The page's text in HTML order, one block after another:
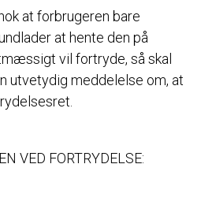
at forbrugeren bare
at hente den på
vil fortryde, så skal
utvetydig meddelelse om, at
VED FORTRYDELSE: